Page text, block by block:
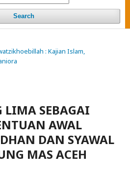
Search
: Kajian Islam,
LIMA SEBAGAI
AWAL
DAN SYAWAL
MAS ACEH